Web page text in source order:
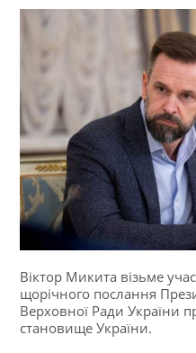
Віктор Микита візьме
щорічного послання
Верховної Ради України
становище України.